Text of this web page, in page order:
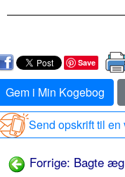
Save
Gem i Min Kogebog
Send opskrift til en
Forrige: Bagte